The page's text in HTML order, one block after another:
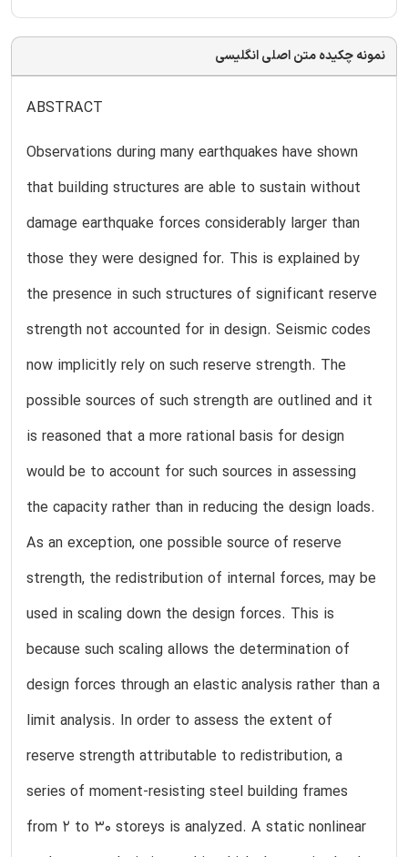
نمونه چکیده متن اصلی انگلیسی
ABSTRACT
Observations during many earthquakes have shown
that building structures are able to sustain without
damage earthquake forces considerably larger than
those they were designed for. This is explained by
the presence in such structures of significant reserve
strength not accounted for in design. Seismic codes
now implicitly rely on such reserve strength. The
possible sources of such strength are outlined and it
is reasoned that a more rational basis for design
would be to account for such sources in assessing
the capacity rather than in reducing the design loads.
As an exception, one possible source of reserve
strength, the redistribution of internal forces, may be
used in scaling down the design forces. This is
because such scaling allows the determination of
design forces through an elastic analysis rather than a
limit analysis. In order to assess the extent of
reserve strength attributable to redistribution, a
series of moment-resisting steel building frames
from 2 to 30 storeys is analyzed. A static nonlinear